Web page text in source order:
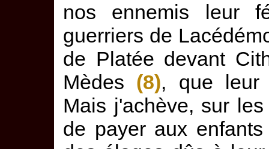
nos ennemis leur
guerriers de
de Platée devant
Mèdes (8), que leur
Mais j'achève, sur
de payer aux